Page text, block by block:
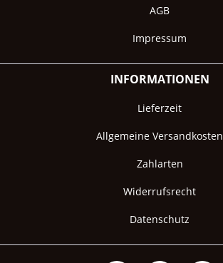
AGB
Impressum
INFORMATIONEN
Lieferzeit
Allgemeine Versandkosten
Zahlarten
Widerrufsrecht
Datenschutz